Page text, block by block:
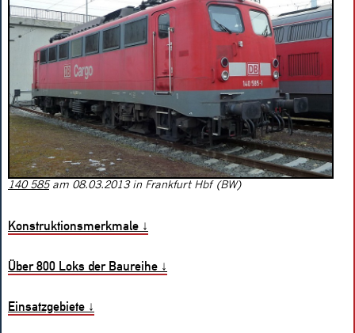
140 585am 08.03.2013 in Frankfurt Hbf (BW)
Konstruktionsmerkmale ↓
Über 800 Loks der Baureihe ↓
Einsatzgebiete ↓